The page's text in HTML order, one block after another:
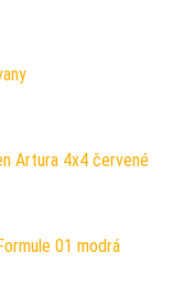
Artura 4x4 červené
01 modrá